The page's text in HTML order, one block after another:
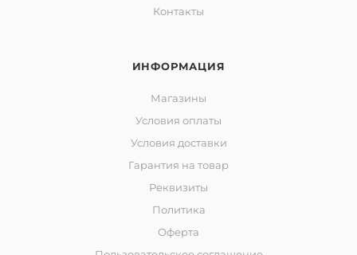
Контакты
ИНФОРМАЦИЯ
Магазины
Условия оплаты
Условия доставки
Гарантия на товар
Реквизиты
Политика
Оферта